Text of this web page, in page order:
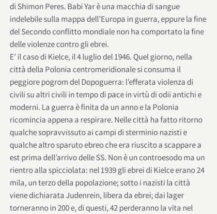
di Shimon Peres. Babi Yar è una macchia di sangue
indelebile sulla mappa dell’Europa in guerra, eppure la fine
del Secondo conflitto mondiale non ha comportato la fine
delle violenze contro gli ebrei.
E’ il caso di Kielce, il 4 luglio del 1946. Quel giorno, nella
città della Polonia centromeridionale si consuma il
peggiore pogrom del Dopoguerra: l’efferata violenza di
civili su altri civili in tempo di pace in virtù di odii antichi e
moderni. La guerra è finita da un anno e la Polonia
ricomincia appena a respirare. Nelle città ha fatto ritorno
qualche sopravvissuto ai campi di sterminio nazisti e
qualche altro sparuto ebreo che era riuscito a scappare a
est prima dell’arrivo delle SS. Non è un controesodo ma un
rientro alla spicciolata: nel 1939 gli ebrei di Kielce erano 24
mila, un terzo della popolazione; sotto i nazisti la città
viene dichiarata Judenrein, libera da ebrei; dai lager
torneranno in 200 e, di questi, 42 perderanno la vita nel